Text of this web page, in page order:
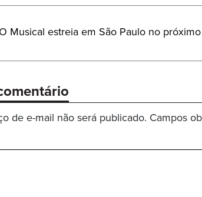
Musical estreia em São Paulo no
de e-mail não será publicado. Campos